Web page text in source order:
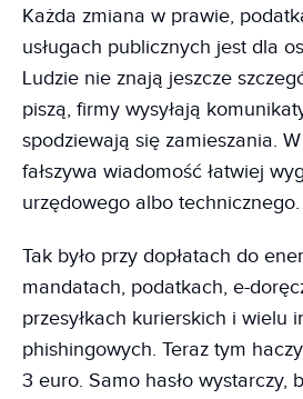
Każda zmiana w prawie,
usługach publicznych jest dla
Ludzie nie znają jeszcze
piszą, firmy wysyłają
spodziewają się zamieszania.
fałszywa wiadomość łatwiej
urzędowego albo technicznego.
Tak było przy dopłatach do
mandatach, podatkach, e-
przesyłkach kurierskich i wielu
phishingowych. Teraz tym
3 euro. Samo hasło wystarczy,